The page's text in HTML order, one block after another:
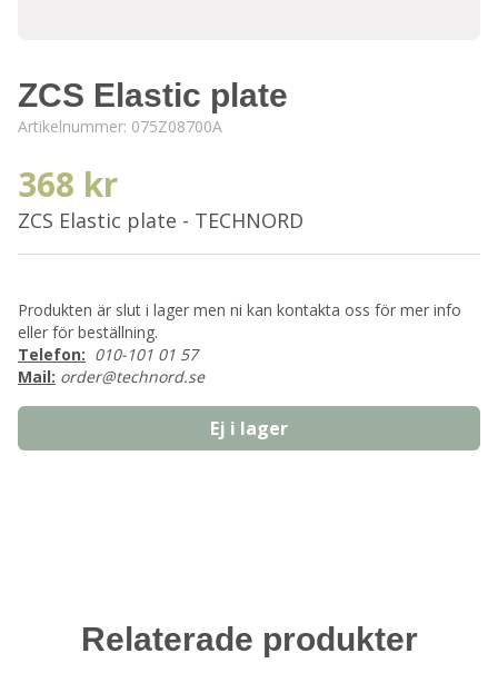
ZCS Elastic plate
Artikelnummer: 075Z08700A
368 kr
ZCS Elastic plate - TECHNORD
Produkten är slut i lager men ni kan kontakta oss för mer info
eller för beställning.
Telefon: 010-101 01 57
Mail: order@technord.se
Ej i lager
Relaterade produkter